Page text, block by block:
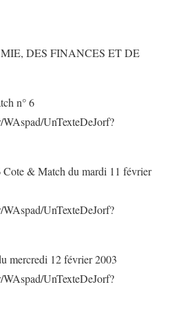
DES FINANCES ET DE
n° 6
UnTexteDeJorf?
Cote & Match du mardi 11 février
UnTexteDeJorf?
mercredi 12 février 2003
UnTexteDeJorf?